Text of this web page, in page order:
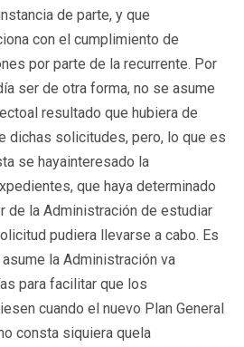
de parte, y que
con el cumplimiento de
por parte de la recurrente. Por
ser de otra forma, no se asume
resultado que hubiera de
dichas solicitudes, pero, lo que es
se hayainteresado la
que haya determinado
de la Administración de estudiar
pudiera llevarse a cabo. Es
la Administración va
para facilitar que los
cuando el nuevo Plan General
consta siquiera quela